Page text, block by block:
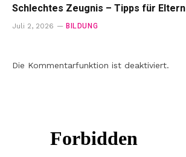
Schlechtes Zeugnis – Tipps für Eltern
Juli 2, 2026 BILDUNG
Die Kommentarfunktion ist deaktiviert.